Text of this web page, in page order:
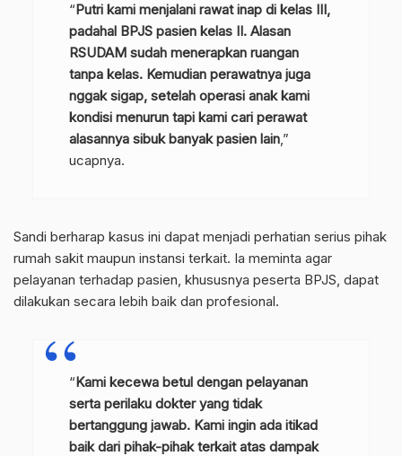
“Putri kami menjalani rawat inap di kelas III,
padahal BPJS pasien kelas II. Alasan
RSUDAM sudah menerapkan ruangan
tanpa kelas. Kemudian perawatnya juga
nggak sigap, setelah operasi anak kami
kondisi menurun tapi kami cari perawat
alasannya sibuk banyak pasien lain,”
ucapnya.
Sandi berharap kasus ini dapat menjadi perhatian serius pihak
rumah sakit maupun instansi terkait. Ia meminta agar
pelayanan terhadap pasien, khususnya peserta BPJS, dapat
dilakukan secara lebih baik dan profesional.
“Kami kecewa betul dengan pelayanan
serta perilaku dokter yang tidak
bertanggung jawab. Kami ingin ada itikad
baik dari pihak-pihak terkait atas dampak